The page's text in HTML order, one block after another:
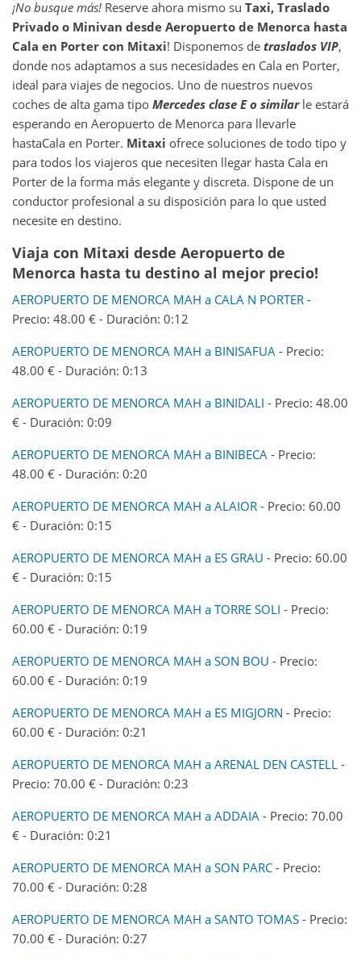
¡No busque más! Reserve ahora mismo su Taxi, Traslado
Privado o Minivan desde Aeropuerto de Menorca hasta
Cala en Porter con Mitaxi! Disponemos de traslados VIP,
donde nos adaptamos a sus necesidades en Cala en Porter,
ideal para viajes de negocios. Uno de nuestros nuevos
coches de alta gama tipo Mercedes clase E o similarle estará
esperando en Aeropuerto de Menorca para llevarle
hastaCala en Porter. Mitaxi ofrece soluciones de todo tipo y
para todos los viajeros que necesiten llegar hasta Cala en
Porter de la forma más elegante y discreta. Dispone de un
conductor profesional a su disposición para lo que usted
necesite en destino.
Viaja con Mitaxi desde Aeropuerto de
Menorca hasta tu destino al mejor precio!
AEROPUERTO DE MENORCA MAH a CALA N PORTER -
Precio: 48.00 € - Duración: 0:12
AEROPUERTO DE MENORCA MAH a BINISAFUA - Precio:
48.00 € - Duración: 0:13
AEROPUERTO DE MENORCA MAH a BINIDALI - Precio: 48.00
€ - Duración: 0:09
AEROPUERTO DE MENORCA MAH a BINIBECA - Precio:
48.00 € - Duración: 0:20
AEROPUERTO DE MENORCA MAH a ALAIOR - Precio: 60.00
€ - Duración: 0:15
AEROPUERTO DE MENORCA MAH a ES GRAU - Precio: 60.00
€ - Duración: 0:15
AEROPUERTO DE MENORCA MAH a TORRE SOLI - Precio:
60.00 € - Duración: 0:19
AEROPUERTO DE MENORCA MAH a SON BOU - Precio:
60.00 € - Duración: 0:19
AEROPUERTO DE MENORCA MAH a ES MIGJORN - Precio:
60.00 € - Duración: 0:21
AEROPUERTO DE MENORCA MAH a ARENAL DEN CASTELL -
Precio: 70.00 € - Duración: 0:23
AEROPUERTO DE MENORCA MAH a ADDAIA - Precio: 70.00
€ - Duración: 0:21
AEROPUERTO DE MENORCA MAH a SON PARC - Precio:
70.00 € - Duración: 0:28
AEROPUERTO DE MENORCA MAH a SANTO TOMAS - Precio:
70.00 € - Duración: 0:27